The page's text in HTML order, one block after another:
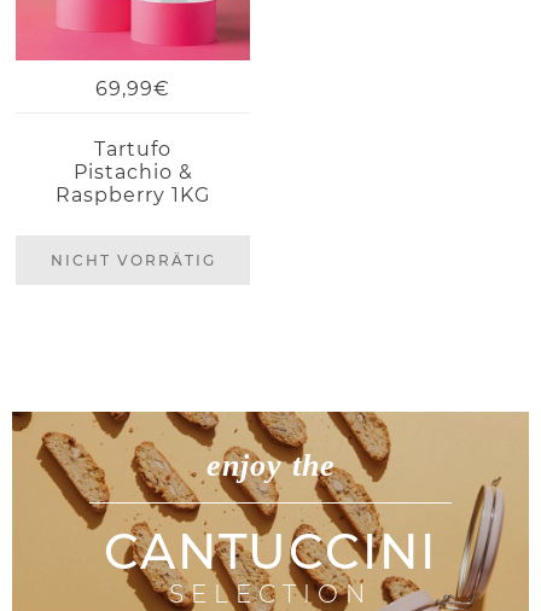
69,99€
Tartufo
Pistachio &
Raspberry 1KG
NICHT VORRÄTIG
enjoy the
CANTUCCINI
SELECTION